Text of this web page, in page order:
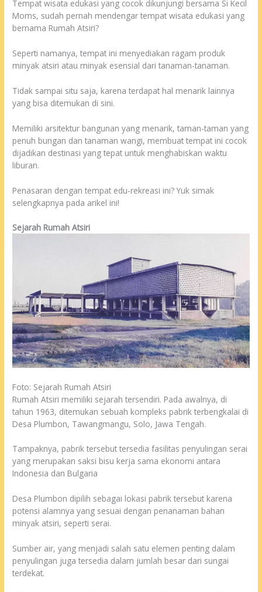
Tempat wisata edukasi yang cocok dikunjungi bersama Si Kecil
Moms, sudah pernah mendengar tempat wisata edukasi yang
bernama Rumah Atsiri?
Seperti namanya, tempat ini menyediakan ragam produk
minyak atsiri atau minyak esensial dari tanaman-tanaman.
Tidak sampai situ saja, karena terdapat hal menarik lainnya
yang bisa ditemukan di sini.
Memiliki arsitektur bangunan yang menarik, taman-taman yang
penuh bungan dan tanaman wangi, membuat tempat ini cocok
dijadikan destinasi yang tepat untuk menghabiskan waktu
liburan.
Penasaran dengan tempat edu-rekreasi ini? Yuk simak
selengkapnya pada arikel ini!
Sejarah Rumah Atsiri
Foto: Sejarah Rumah Atsiri
Rumah Atsiri memiliki sejarah tersendiri. Pada awalnya, di
tahun 1963, ditemukan sebuah kompleks pabrik terbengkalai di
Desa Plumbon, Tawangmangu, Solo, Jawa Tengah.
Tampaknya, pabrik tersebut tersedia fasilitas penyulingan serai
yang merupakan saksi bisu kerja sama ekonomi antara
Indonesia dan Bulgaria
Desa Plumbon dipilih sebagai lokasi pabrik tersebut karena
potensi alamnya yang sesuai dengan penanaman bahan
minyak atsiri, seperti serai.
Sumber air, yang menjadi salah satu elemen penting dalam
penyulingan juga tersedia dalam jumlah besar dari sungai
terdekat.